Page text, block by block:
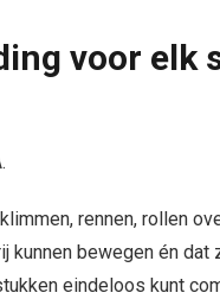
voor elk
rennen, rollen
bewegen én
eindeloos kunt